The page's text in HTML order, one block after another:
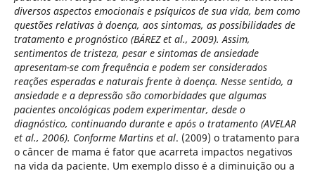
diversos aspectos emocionais e psíquicos de sua vida, bem como
questões relativas à doença, aos sintomas, as possibilidades de
tratamento e prognóstico (BÁREZ et al., 2009). Assim,
sentimentos de tristeza, pesar e sintomas de ansiedade
apresentam-se com frequência e podem ser considerados
reações esperadas e naturais frente à doença. Nesse sentido, a
ansiedade e a depressão são comorbidades que algumas
pacientes oncológicas podem experimentar, desde o
diagnóstico, continuando durante e após o tratamento (AVELAR
et al., 2006). Conforme Martins et al. (2009) o tratamento para
o câncer de mama é fator que acarreta impactos negativos
na vida da paciente. Um exemplo disso é a diminuição ou a